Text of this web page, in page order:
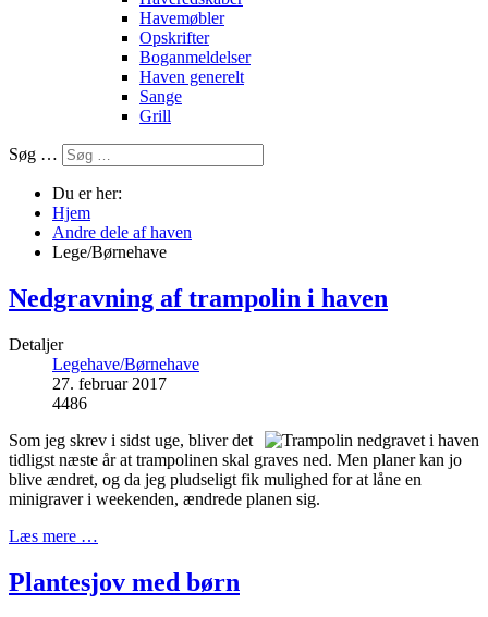
Havemøbler
Opskrifter
Boganmeldelser
Haven generelt
Sange
Grill
Søg …
Du er her:
Hjem
Andre dele af haven
Lege/Børnehave
Nedgravning af trampolin i haven
Detaljer
Legehave/Børnehave
27. februar 2017
4486
Som jeg skrev i sidst uge, bliver det
tidligst næste år at trampolinen skal graves ned. Men planer kan jo
blive ændret, og da jeg pludseligt fik mulighed for at låne en
minigraver i weekenden, ændrede planen sig.
Læs mere …
Plantesjov med børn